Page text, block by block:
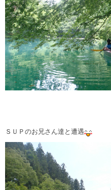
ＳＵＰのお兄さん達と遭遇